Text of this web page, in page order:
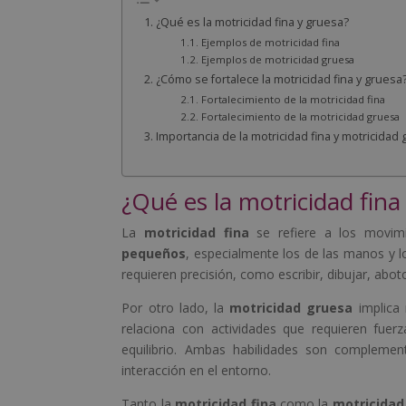
¿Qué es la motricidad fina y gruesa?
Ejemplos de motricidad fina
Ejemplos de motricidad gruesa
¿Cómo se fortalece la motricidad fina y
Fortalecimiento de la motricidad fina
Fortalecimiento de la motricidad gruesa
Importancia de la motricidad fina y
¿Qué es la motricidad fina
La motricidad fina se refiere a los
pequeños, especialmente los de las manos y
requieren precisión, como escribir, dibujar,
Por otro lado, la motricidad gruesa
relaciona con actividades que requieren
equilibrio. Ambas habilidades son
interacción en el entorno.